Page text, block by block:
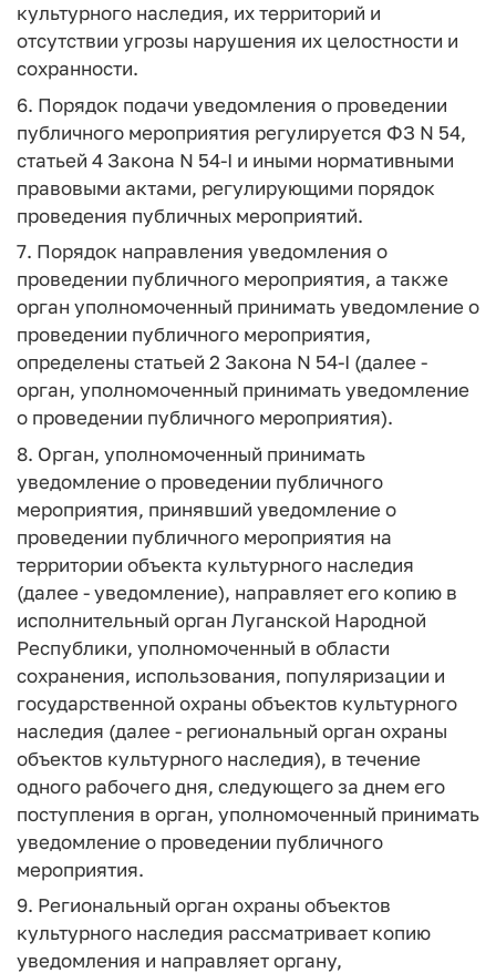
культурного наследия, их территорий и
отсутствии угрозы нарушения их целостности и
сохранности.
6. Порядок подачи уведомления о проведении
публичного мероприятия регулируется ФЗ N 54,
статьей 4 Закона N 54-I и иными нормативными
правовыми актами, регулирующими порядок
проведения публичных мероприятий.
7. Порядок направления уведомления о
проведении публичного мероприятия, а также
орган уполномоченный принимать уведомление о
проведении публичного мероприятия,
определены статьей 2 Закона N 54-I (далее -
орган, уполномоченный принимать уведомление
о проведении публичного мероприятия).
8. Орган, уполномоченный принимать
уведомление о проведении публичного
мероприятия, принявший уведомление о
проведении публичного мероприятия на
территории объекта культурного наследия
(далее - уведомление), направляет его копию в
исполнительный орган Луганской Народной
Республики, уполномоченный в области
сохранения, использования, популяризации и
государственной охраны объектов культурного
наследия (далее - региональный орган охраны
объектов культурного наследия), в течение
одного рабочего дня, следующего за днем его
поступления в орган, уполномоченный принимать
уведомление о проведении публичного
мероприятия.
9. Региональный орган охраны объектов
культурного наследия рассматривает копию
уведомления и направляет органу,